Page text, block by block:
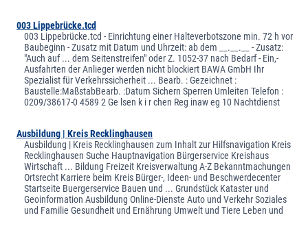
003 Lippebrücke.tcd
003 Lippebrücke.tcd - Einrichtung einer Halteverbotszone min. 72 h vor
Baubeginn - Zusatz mit Datum und Uhrzeit: ab dem __.__.__ - Zusatz:
"Auch auf ... dem Seitenstreifen" oder Z. 1052-37 nach Bedarf - Ein,-
Ausfahrten der Anlieger werden nicht blockiert BAWA GmbH Ihr
Spezialist für Verkehrssicherheit ... Bearb. : Gezeichnet :
Baustelle:MaßstabBearb. :Datum Sichern Sperren Umleiten Telefon :
0209/38617-0 4589 2 Ge lsen k i r chen Reg inaw eg 10 Nachtdienst
Ausbildung | Kreis Recklinghausen
Ausbildung | Kreis Recklinghausen zum Inhalt zur Hilfsnavigation Kreis
Recklinghausen Suche Hauptnavigation Bürgerservice Kreishaus
Wirtschaft ... Bildung Freizeit Kreisverwaltung A-Z Bekanntmachungen
Ortsrecht Karriere beim Kreis Bürger-, Ideen- und Beschwerdecenter
Startseite Buergerservice Bauen und ... Grundstück Kataster und
Geoinformation Ausbildung Online-Dienste Auto und Verkehr Soziales
und Familie Gesundheit und Ernährung Umwelt und Tiere Leben und